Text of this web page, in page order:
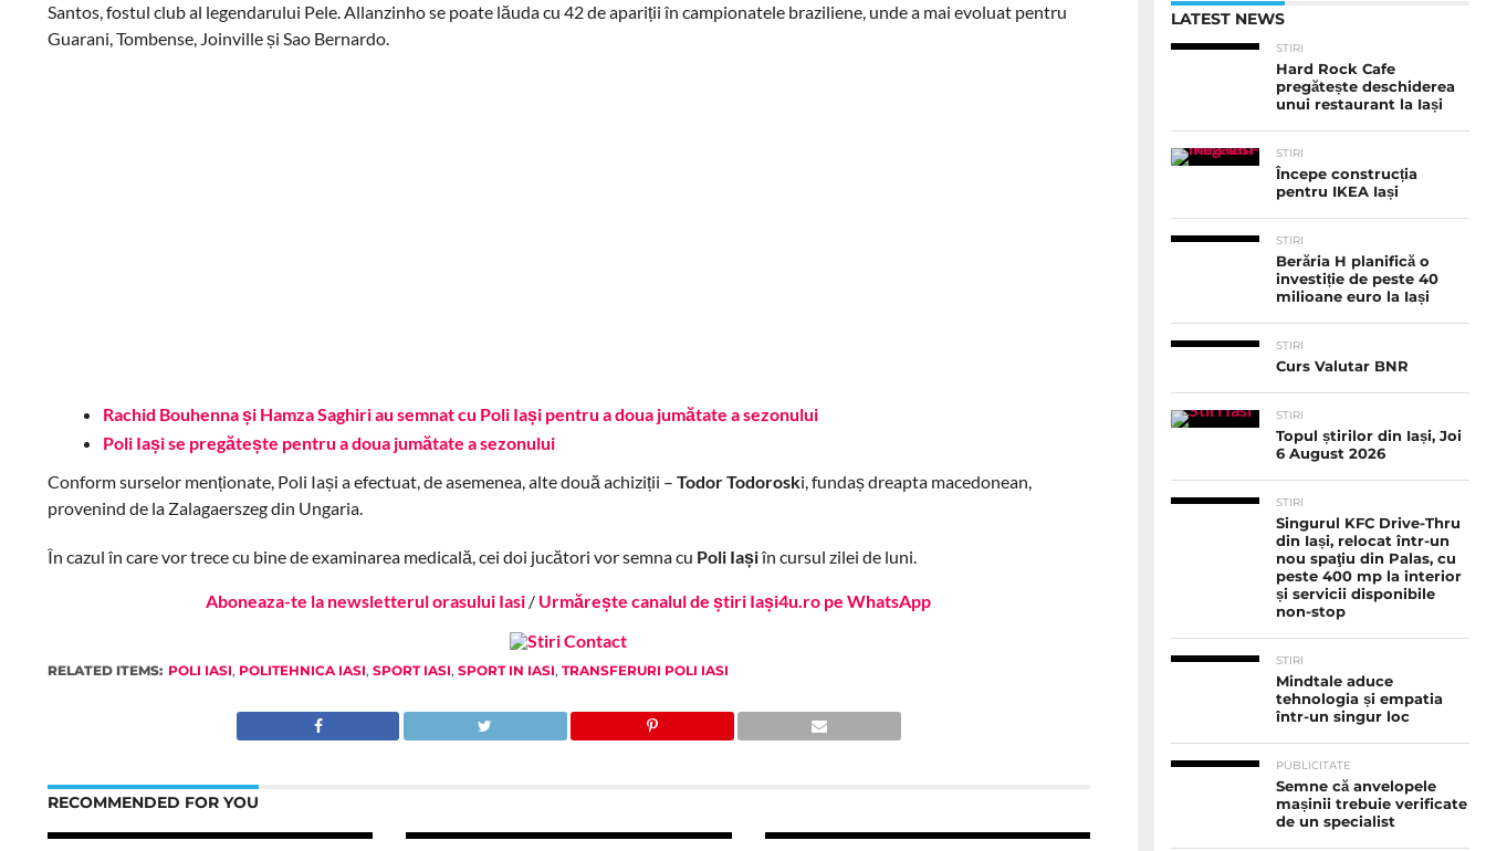
Santos, fostul club al legendarului Pele. Allanzinho se poate lăuda cu 42 de apariții în campionatele braziliene, unde a mai evoluat pentru
Guarani, Tombense, Joinville și Sao Bernardo.
Rachid Bouhenna și Hamza Saghiri au semnat cu Poli Iași pentru a doua jumătate a sezonului
Poli Iași se pregătește pentru a doua jumătate a sezonului
Conform surselor menționate, Poli Iași a efectuat, de asemenea, alte două achiziții – Todor Todoroski, fundaș dreapta macedonean,
provenind de la Zalagaerszeg din Ungaria.
În cazul în care vor trece cu bine de examinarea medicală, cei doi jucători vor semna cu Poli Iașiîn cursul zilei de luni.
Aboneaza-te la newsletterul orasului Iasi / Urmărește canalul de știri Iași4u.ro pe WhatsApp
RELATED ITEMS: POLI IASI, POLITEHNICA IASI, SPORT IASI, SPORT IN IASI, TRANSFERURI POLI IASI
RECOMMENDED FOR YOU
LATEST NEWS
STIRI
Hard Rock Cafe
pregătește deschiderea
unui restaurant la Iași
STIRI
Începe construcția
pentru IKEA Iași
STIRI
Berăria H planifică o
investiție de peste 40
milioane euro la Iași
STIRI
Curs Valutar BNR
STIRI
Topul știrilor din Iași, Joi
6 August 2026
STIRI
Singurul KFC Drive-Thru
din Iași, relocat într-un
nou spaţiu din Palas, cu
peste 400 mp la interior
și servicii disponibile
non-stop
STIRI
Mindtale aduce
tehnologia și empatia
într-un singur loc
PUBLICITATE
Semne că anvelopele
mașinii trebuie verificate
de un specialist